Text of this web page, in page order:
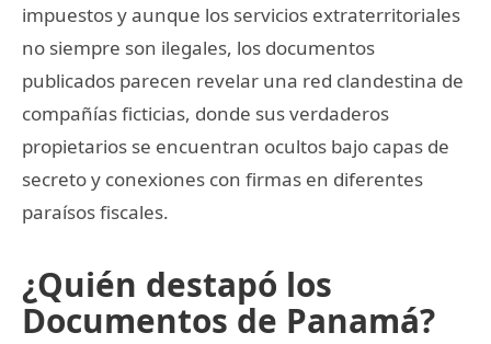
impuestos y aunque los servicios extraterritoriales
no siempre son ilegales, los documentos
publicados parecen revelar una red clandestina de
compañías ficticias, donde sus verdaderos
propietarios se encuentran ocultos bajo capas de
secreto y conexiones con firmas en diferentes
paraísos fiscales.
¿Quién destapó los
Documentos de Panamá?